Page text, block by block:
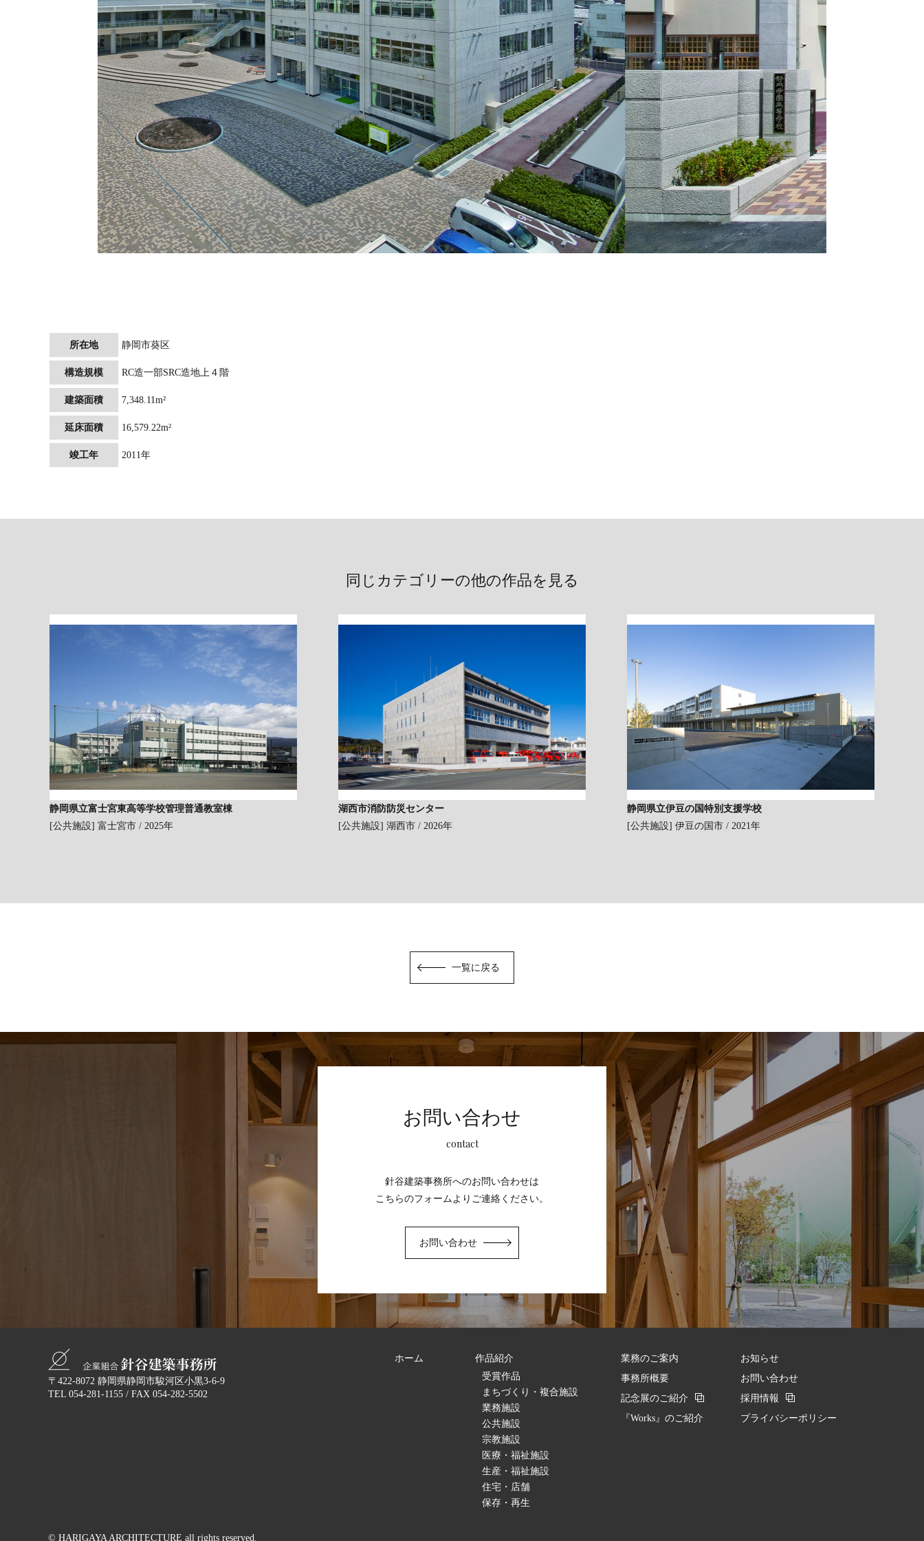
所在地 静岡市葵区
構造規模 RC造一部SRC造地上４階
建築面積 7,348.11m²
延床面積 16,579.22m²
竣工年 2011年
同じカテゴリーの他の作品を見る
静岡県立富士宮東高等学校管理普通教室棟
[公共施設] 富士宮市 / 2025年
湖西市消防防災センター
[公共施設] 湖西市 / 2026年
静岡県立伊豆の国特別支援学校
[公共施設] 伊豆の国市 / 2021年
一覧に戻る
お問い合わせ
contact
針谷建築事務所へのお問い合わせは
こちらのフォームよりご連絡ください。
お問い合わせ
〒422-8072 静岡県静岡市駿河区小黒3-6-9
TEL 054-281-1155 / FAX 054-282-5502
ホーム
作品紹介
受賞作品
まちづくり・複合施設
業務施設
公共施設
宗教施設
医療・福祉施設
生産・福祉施設
住宅・店舗
保存・再生
業務のご案内
事務所概要
記念展のご紹介
『Works』のご紹介
お知らせ
お問い合わせ
採用情報
プライバシーポリシー
© HARIGAYA ARCHITECTURE all rights reserved.